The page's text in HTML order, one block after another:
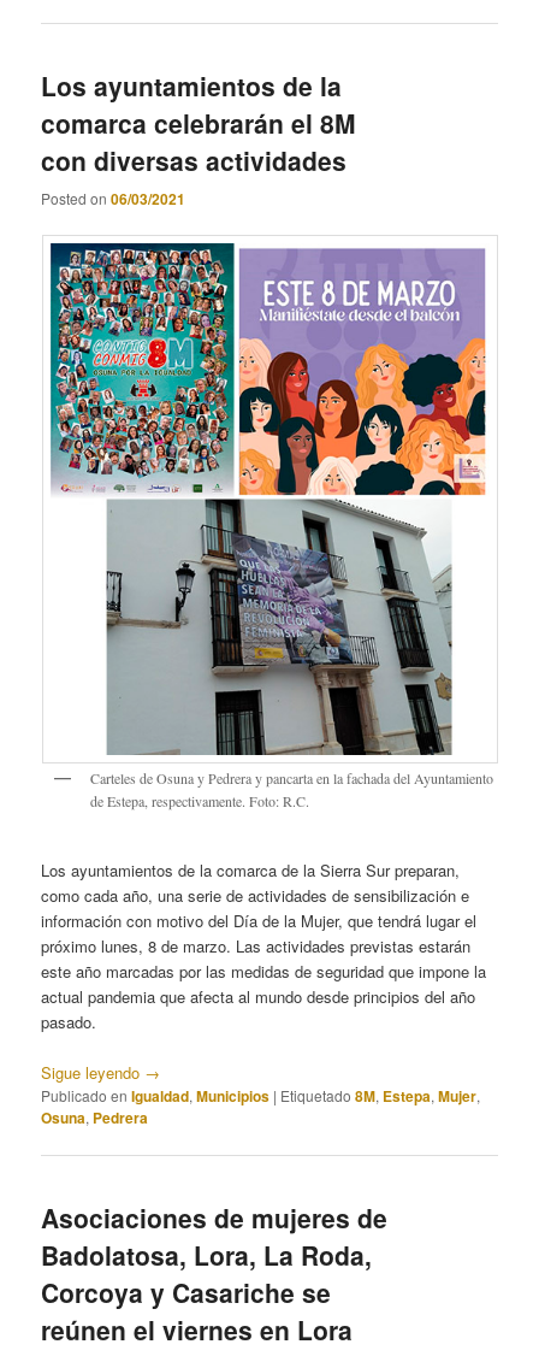
Los ayuntamientos de la
comarca celebrarán el 8M
con diversas actividades
Posted on06/03/2021
Carteles de Osuna y Pedrera y pancarta en la fachada del Ayuntamiento
de Estepa, respectivamente. Foto: R.C.
Los ayuntamientos de la comarca de la Sierra Sur preparan,
como cada año, una serie de actividades de sensibilización e
información con motivo del Día de la Mujer, que tendrá lugar el
próximo lunes, 8 de marzo. Las actividades previstas estarán
este año marcadas por las medidas de seguridad que impone la
actual pandemia que afecta al mundo desde principios del año
pasado.
Sigue leyendo →
Publicado en Igualdad,Municipios | Etiquetado 8M, Estepa,Mujer,
Osuna, Pedrera
Asociaciones de mujeres de
Badolatosa, Lora, La Roda,
Corcoya y Casariche se
reúnen el viernes en Lora